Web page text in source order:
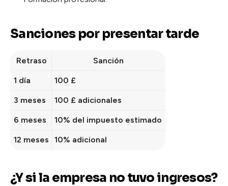
Sanciones por presentar tarde
Retraso Sanción
1 día 100 £
3 meses 100 £ adicionales
6 meses 10% del impuesto estimado
12 meses 10% adicional
¿Y si la empresa no tuvo ingresos?